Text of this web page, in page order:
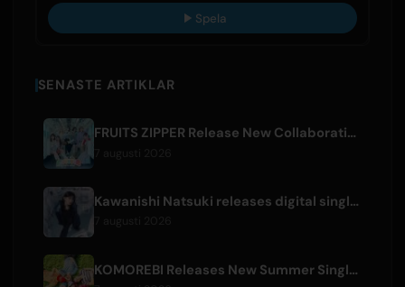
Spela
SENASTE ARTIKLAR
FRUITS ZIPPER Release New Collaboration Song '1,2,3,FOOOOUR'
Kawanishi Natsuki releases digital single 'Sayonara wa Ichiban Kirei na Atashi de'
KOMOREBI Releases New Summer Single 'Letsu Natsu'